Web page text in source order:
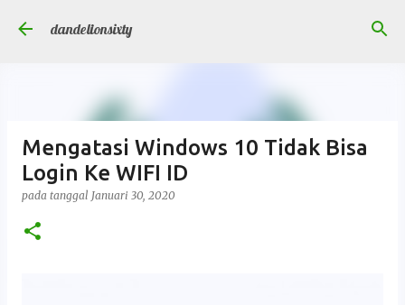
Langsung ke konten utama
dandelionsixty
Mengatasi Windows 10 Tidak Bisa
Login Ke WIFI ID
pada tanggal Januari 30, 2020